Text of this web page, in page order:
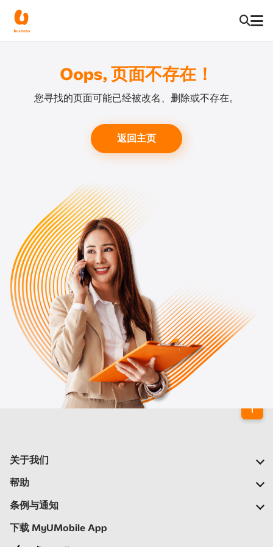
Oops, 页面不存在！
您寻找的页面可能已经被改名、删除或不存在。
返回主页
关于我们
我们的公司
新闻中心
加入我们
帮助
常见问题
自助
条例与通知
重要通告
下载 MyUMobile App